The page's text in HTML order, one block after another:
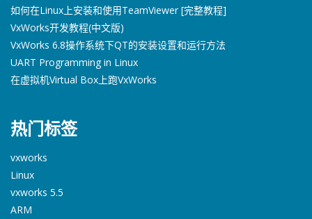
如何在Linux上安装和使用TeamViewer [完整教程]
VxWorks开发教程(中文版)
VxWorks 6.8操作系统下QT的安装设置和运行方法
UART Programming in Linux
在虚拟机Virtual Box上跑VxWorks
热门标签
vxworks
Linux
vxworks 5.5
ARM